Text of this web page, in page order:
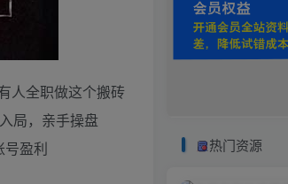
人全职做这个搬砖
局，亲手操盘
号盈利
热门资源